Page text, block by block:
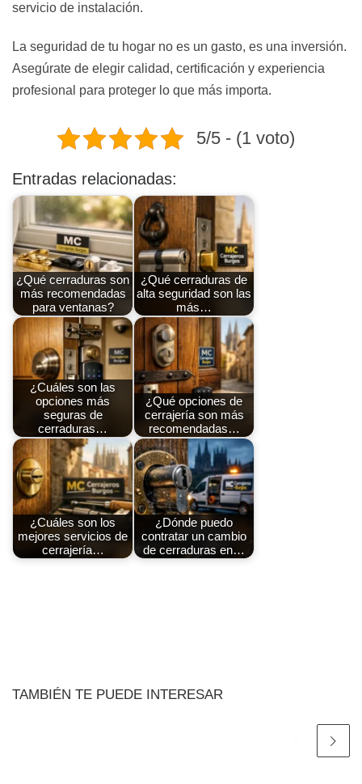
servicio de instalación.
La seguridad de tu hogar no es un gasto, es una inversión.
Asegúrate de elegir calidad, certificación y experiencia
profesional para proteger lo que más importa.
5/5 - (1 voto)
Entradas relacionadas:
¿Qué cerraduras son
más recomendadas
para ventanas?
¿Qué cerraduras de
alta seguridad son las
más…
¿Cuáles son las
opciones más
seguras de
cerraduras…
¿Qué opciones de
cerrajería son más
recomendadas…
¿Cuáles son los
mejores servicios de
cerrajería…
¿Dónde puedo
contratar un cambio
de cerraduras en…
TAMBIÉN TE PUEDE INTERESAR